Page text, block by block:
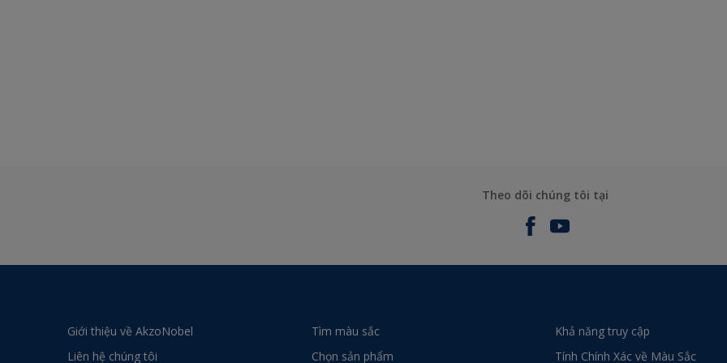
Theo dõi chúng tôi tại
Giới thiệu về AkzoNobel
Liên hệ chúng tôi
Tìm màu sắc
Chọn sản phẩm
Khả năng truy cập
Tính Chính Xác về Màu Sắc